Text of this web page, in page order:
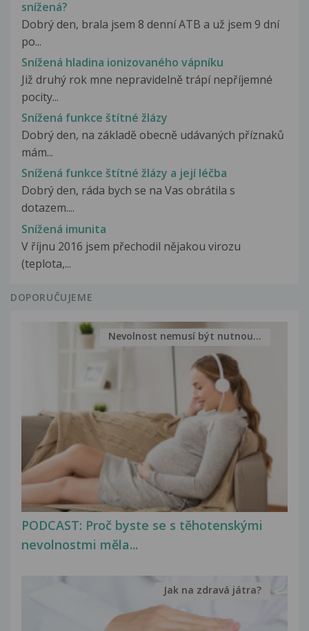
snížená?
Dobrý den, brala jsem 8 denní ATB a už jsem 9 dní
po...
Snížená hladina ionizovaného vápníku
Již druhý rok mne nepravidelně trápí nepříjemné
pocity...
Snížená funkce štítné žlázy
Dobrý den, na základě obecně udávaných příznaků
mám...
Snížená funkce štítné žlázy a její léčba
Dobrý den, ráda bych se na Vas obrátila s
dotazem....
Snížená imunita
V říjnu 2016 jsem přechodil nějakou virozu
(teplota,...
DOPORUČUJEME
PODCAST: Proč byste se s těhotenskými
nevolnostmi měla...
Nevolnost nemusí být nutnou...
Jak na zdravá játra?